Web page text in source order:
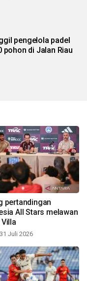
pengelola padel
pohon di Jalan Riau
pertandingan
All Stars melawan
Juli 2026